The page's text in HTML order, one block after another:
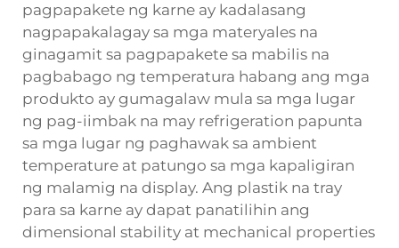
pagpapakete ng karne ay kadalasang
nagpapakalagay sa mga materyales na
ginagamit sa pagpapakete sa mabilis na
pagbabago ng temperatura habang ang mga
produkto ay gumagalaw mula sa mga lugar
ng pag-iimbak na may refrigeration papunta
sa mga lugar ng paghawak sa ambient
temperature at patungo sa mga kapaligiran
ng malamig na display. Ang plastik na tray
para sa karne ay dapat panatilihin ang
dimensional stability at mechanical properties